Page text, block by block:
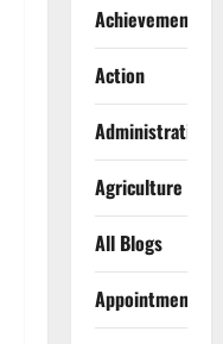
Achievements
Action
Administration
Agriculture
All Blogs
Appointments